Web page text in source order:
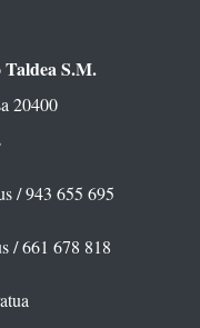
S.M.
20400
/ 943 655 695
/ 661 678 818